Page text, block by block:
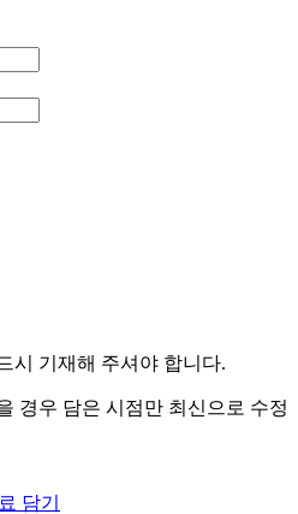
시 기재해 주셔야 합니다.
경우 담은 시점만 최신으로 수정
담기